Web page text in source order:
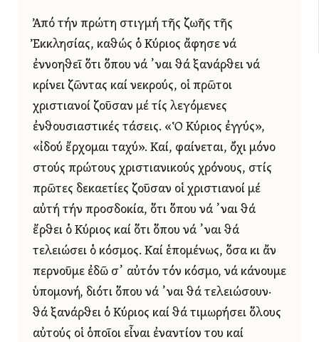
Ἀπό τήν πρώτη στιγμή τῆς ζωῆς τῆς
Ἐκκλησίας, καθώς ὁ Κύριος ἄφησε νά
ἐννοηθεῖ ὅτι ὅπου νά ᾿ναι θά ξανάρθει νά
κρίνει ζῶντας καί νεκρούς, οἱ πρῶτοι
χριστιανοί ζοῦσαν μέ τίς λεγόμενες
ἐνθουσιαστικές τάσεις. «Ὁ Κύριος ἐγγύς»,
«ἰδού ἔρχομαι ταχύ». Καί, φαίνεται, ὄχι μόνο
στούς πρώτους χριστιανικούς χρόνους, στίς
πρῶτες δεκαετίες ζοῦσαν οἱ χριστιανοί μέ
αὐτή τήν προσδοκία, ὅτι ὅπου νά ᾿ναι θά
ἔρθει ὁ Κύριος καί ὅτι ὅπου νά ᾿ναι θά
τελειώσει ὁ κόσμος. Καί ἑπομένως, ὅσα κι ἄν
περνοῦμε ἐδῶ σ᾿ αὐτόν τόν κόσμο, νά κάνουμε
ὑπομονή, διότι ὅπου νά ᾿ναι θά τελειώσουν·
θά ξανάρθει ὁ Κύριος καί θά τιμωρήσει ὅλους
αὐτούς οἱ ὁποῖοι εἶναι ἐναντίον του καί